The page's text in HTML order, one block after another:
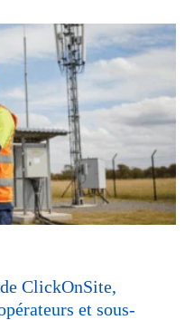
ClickOnSite,
et sous-